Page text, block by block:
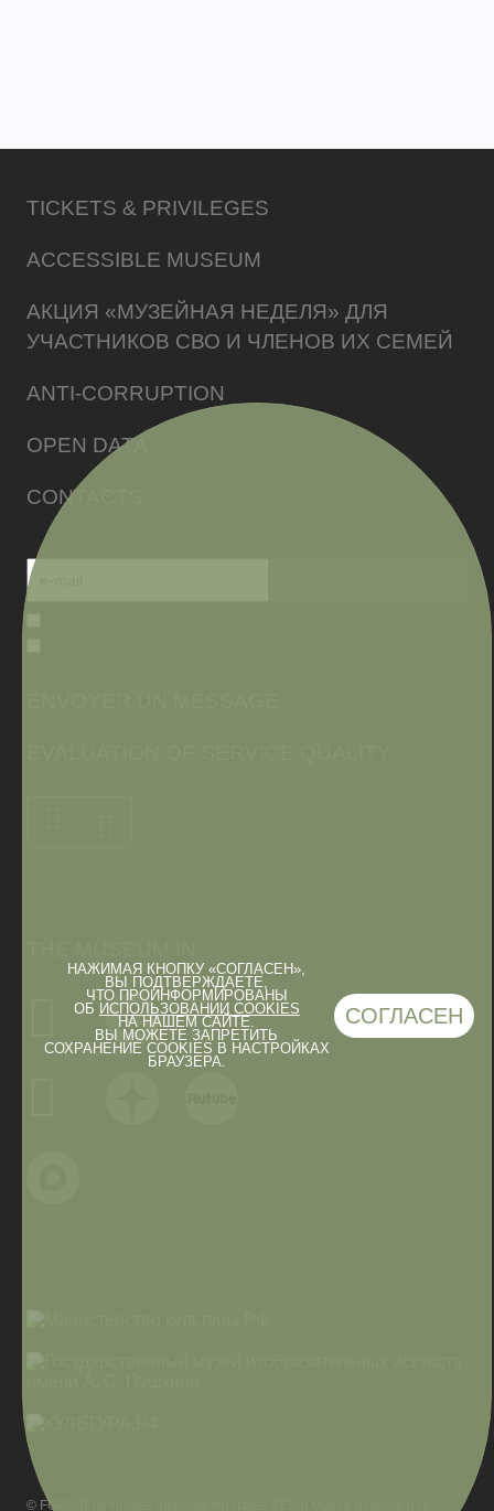
НАЖИМАЯ КНОПКУ «СОГЛАСЕН»,
ВЫ ПОДТВЕРЖДАЕТЕ,
ЧТО ПРОИНФОРМИРОВАНЫ
ОБ ИСПОЛЬЗОВАНИИ COOKIES
НА НАШЕМ САЙТЕ.
ВЫ МОЖЕТЕ ЗАПРЕТИТЬ
СОХРАНЕНИЕ COOKIES В НАСТРОЙКАХ
БРАУЗЕРА.
СОГЛАСЕН
TICKETS & PRIVILEGES
ACCESSIBLE MUSEUM
АКЦИЯ «МУЗЕЙНАЯ НЕДЕЛЯ» ДЛЯ
УЧАСТНИКОВ СВО И ЧЛЕНОВ ИХ СЕМЕЙ
ANTI-CORRUPTION
OPEN DATA
CONTACTS
© FGUP (Entreprises unitaires fédérales d'État) Musée national des